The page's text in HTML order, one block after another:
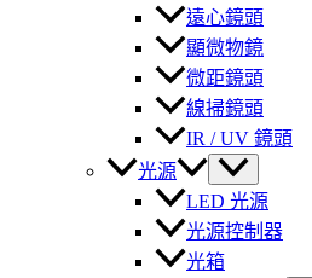
遠心鏡頭
顯微物鏡
微距鏡頭
線掃鏡頭
IR / UV 鏡頭
光源
LED 光源
光源控制器
光箱